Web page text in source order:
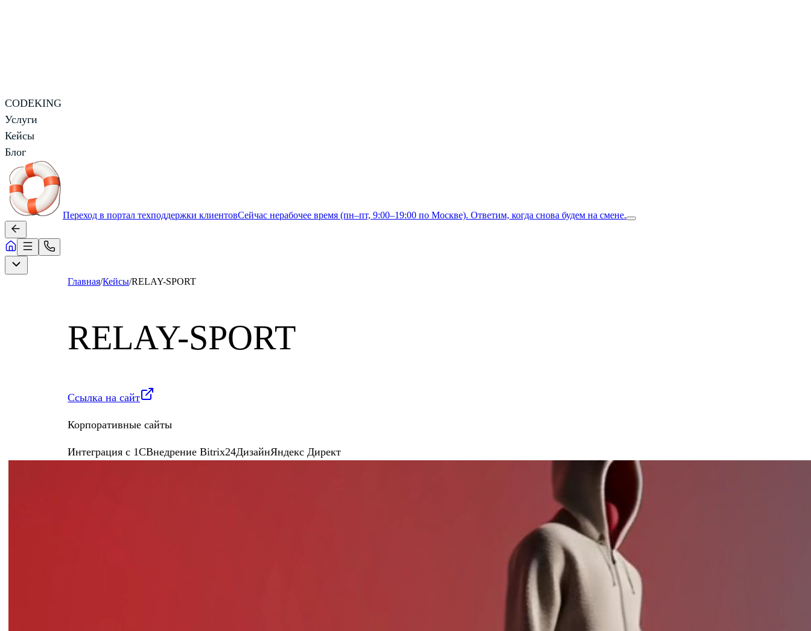
CODEKING
Услуги
Кейсы
Блог
Переход в портал техподдержки клиентовСейчас нерабочее время (пн–пт, 9:00–19:00 по Москве). Ответим, когда снова будем на смене.
Главная/Кейсы/RELAY-SPORT
RELAY-SPORT
Ссылка на сайт
Корпоративные сайты
Интеграция с 1СВнедрение Bitrix24ДизайнЯндекс Директ